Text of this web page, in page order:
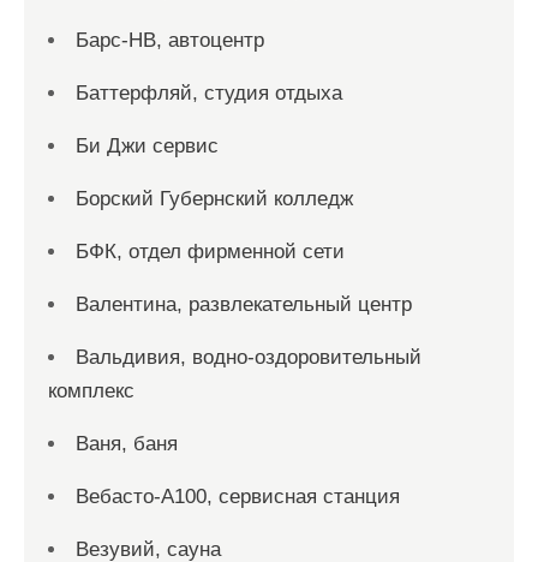
Барс-НВ, автоцентр
Баттерфляй, студия отдыха
Би Джи сервис
Борский Губернский колледж
БФК, отдел фирменной сети
Валентина, развлекательный центр
Вальдивия, водно-оздоровительный
комплекс
Ваня, баня
Вебасто-А100, сервисная станция
Везувий, сауна